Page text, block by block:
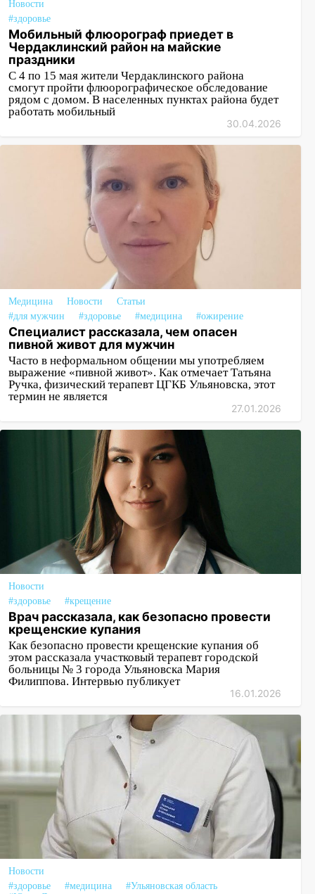
Новости
#здоровье
Мобильный флюорограф приедет в
Чердаклинский район на майские
праздники
С 4 по 15 мая жители Чердаклинского района
смогут пройти флюорографическое обследование
рядом с домом. В населенных пунктах района будет
работать мобильный
30.04.2026
Медицина Новости
Статьи
#для мужчин
#здоровье #медицина #ожирение
Специалист рассказала, чем опасен
пивной живот для мужчин
Часто в неформальном общении мы употребляем
выражение «пивной живот». Как отмечает Татьяна
Ручка, физический терапевт ЦГКБ Ульяновска, этот
термин не является
27.01.2026
Новости
#здоровье
#крещение
Врач рассказала, как безопасно провести
крещенские купания
Как безопасно провести крещенские купания об
этом рассказала участковый терапевт городской
больницы № 3 города Ульяновска Мария
Филиппова. Интервью публикует
16.01.2026
Новости
#здоровье
#медицина
#Ульяновская область